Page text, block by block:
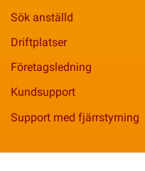
Sök anställd
Driftplatser
Företagsledning
Kundsupport
Support med fjärrstyrning